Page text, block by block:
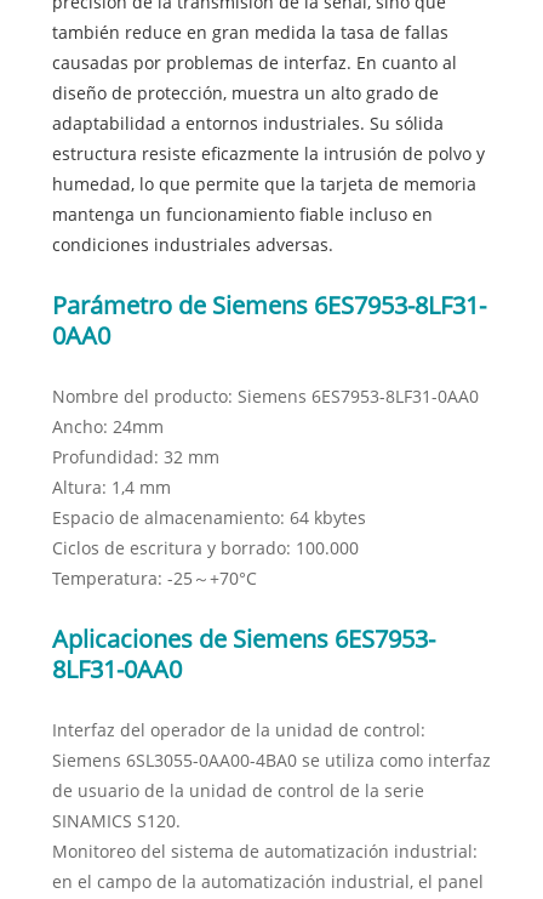
también reduce en gran medida la tasa de fallas
causadas por problemas de interfaz. En cuanto al
diseño de protección, muestra un alto grado de
adaptabilidad a entornos industriales. Su sólida
estructura resiste eficazmente la intrusión de polvo y
humedad, lo que permite que la tarjeta de memoria
mantenga un funcionamiento fiable incluso en
condiciones industriales adversas.
Parámetro de Siemens 6ES7953-8LF31-
0AA0
Nombre del producto: Siemens 6ES7953-8LF31-0AA0
Ancho: 24mm
Profundidad: 32 mm
Altura: 1,4 mm
Espacio de almacenamiento: 64 kbytes
Ciclos de escritura y borrado: 100.000
Temperatura: -25～+70°C
Aplicaciones de Siemens 6ES7953-
8LF31-0AA0
Interfaz del operador de la unidad de control:
Siemens 6SL3055-0AA00-4BA0 se utiliza como interfaz
de usuario de la unidad de control de la serie
SINAMICS S120.
Monitoreo del sistema de automatización industrial:
en el campo de la automatización industrial, el panel